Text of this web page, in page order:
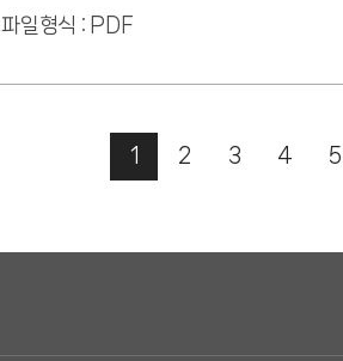
파일형식 : PDF
1 2 3 4 5